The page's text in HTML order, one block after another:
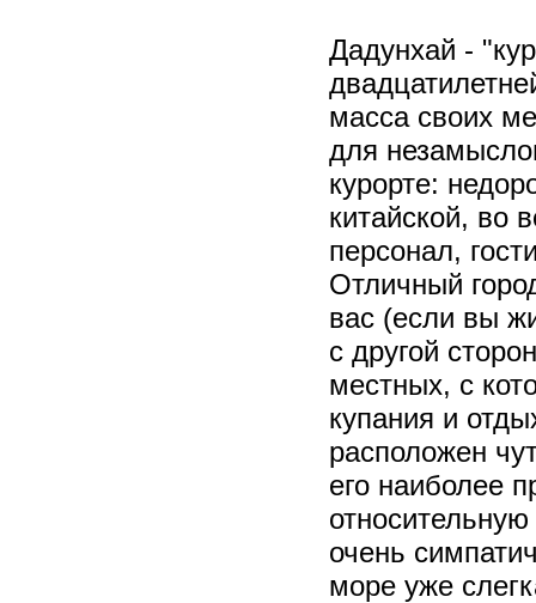
Дадунхай -
масса своих
для
курорте:
китайской, во
персонал,
Отличный
вас (если вы
с другой
местных, с
купания и
расположен
его наиболее
очень
море уже